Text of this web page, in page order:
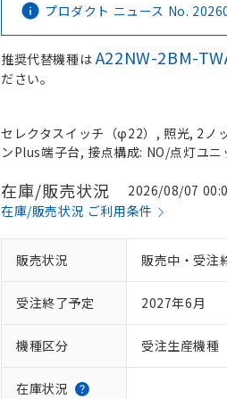
プロダクト ニュース No.
推奨代替機種はA22NW-2BM-
ださい。
セレクタスイッチ（φ22）, 照光, 2ノ
ンPlus端子台, 接点構成: NO/点灯ユ
在庫/販売状況
2026/08/07
在庫/販売状況 ご利用条件
販売状況 販売中・受注
受注終了予定 2027年6月
機種区分 受注生産機種
在庫状況